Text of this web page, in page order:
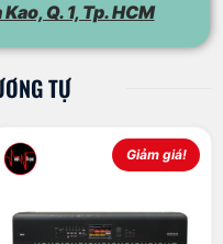
Q. 1, Tp. HCM
TỰ
Giảm giá!